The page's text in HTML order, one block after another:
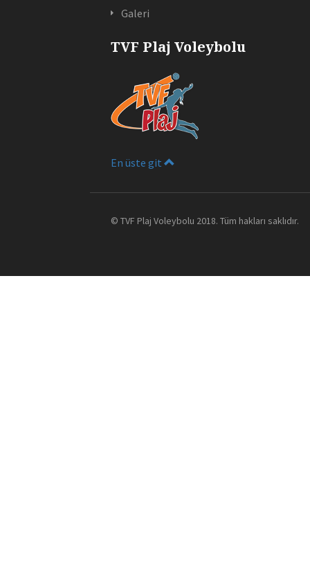
Galeri
TVF Plaj Voleybolu
En üste git
© TVF Plaj Voleybolu 2018. Tüm hakları saklıdır.